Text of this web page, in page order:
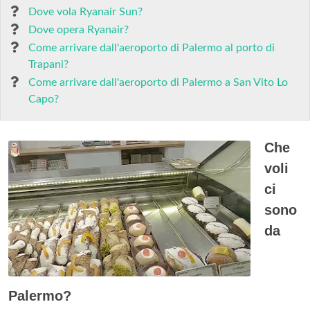
Dove vola Ryanair Sun?
Dove opera Ryanair?
Come arrivare dall'aeroporto di Palermo al porto di
Trapani?
Come arrivare dall'aeroporto di Palermo a San Vito Lo
Capo?
Che
voli
ci
sono
da
Palermo?